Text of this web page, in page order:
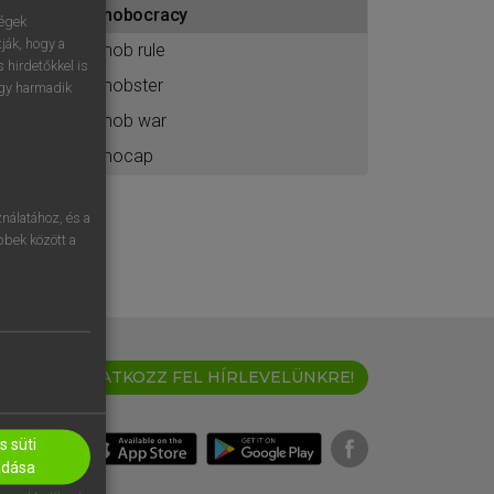
mobocracy
mob rule
mobster
mob war
mocap
IRATKOZZ FEL HÍRLEVELÜNKRE!
hogy a
hirdetőkkel is
harmadik
és a
között a
süti